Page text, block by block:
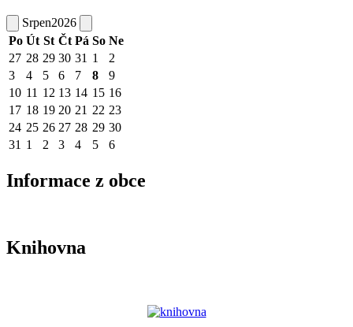
Srpen2026
Po Út St Čt Pá So Ne
27 28 29 30 31 1
2
3
4 5 6 7 8
9
10 11 12 13 14 15 16
17 18 19 20 21 22 23
24 25 26 27 28 29 30
31 1 2 3 4 5 6
Informace z obce
Knihovna